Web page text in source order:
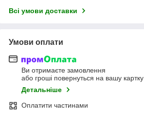
Всі умови доставки
Умови оплати
Ви отримаєте замовлення
або гроші повернуться на вашу картку
Детальніше
Оплатити частинами